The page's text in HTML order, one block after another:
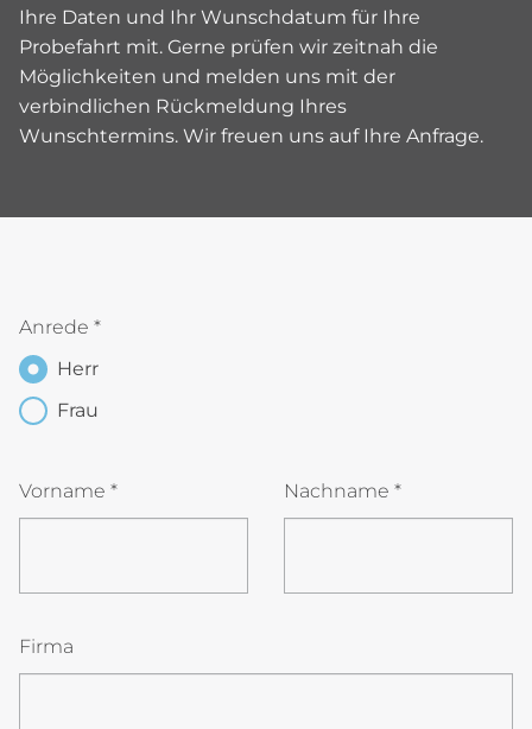
Ihre Daten und Ihr Wunschdatum für Ihre
Probefahrt mit. Gerne prüfen wir zeitnah die
Möglichkeiten und melden uns mit der
verbindlichen Rückmeldung Ihres
Wunschtermins. Wir freuen uns auf Ihre Anfrage.
Anrede *
Herr
Frau
Vorname * Nachname *
Firma